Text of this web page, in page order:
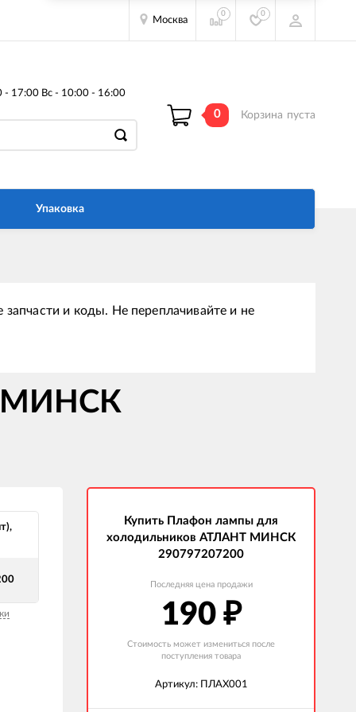
Москва
0 0
17:00 Вс - 10:00 - 16:00
0 Корзина пуста
Упаковка
и коды. Не переплачивайте и не
МИНСК
Купить Плафон лампы для
холодильников АТЛАНТ МИНСК
290797207200
Последняя цена продажи
190 ₽
Стоимость может измениться после
поступления товара
Артикул: ПЛАХ001